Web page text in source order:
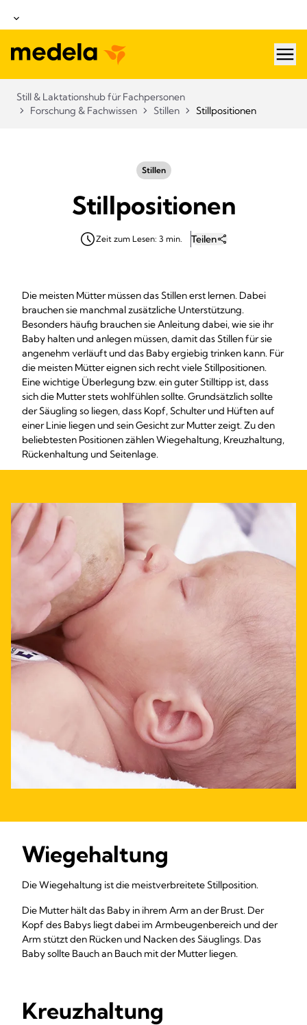
Still & Laktationshub für Fachpersonen
Forschung & Fachwissen
Stillen Stillpositionen
Stillen
Stillpositionen
Zeit zum Lesen: 3 min. Teilen
Die meisten Mütter müssen das Stillen erst lernen. Dabei
brauchen sie manchmal zusätzliche Unterstützung.
Besonders häufig brauchen sie Anleitung dabei, wie sie ihr
Baby halten und anlegen müssen, damit das Stillen für sie
angenehm verläuft und das Baby ergiebig trinken kann. Für
die meisten Mütter eignen sich recht viele Stillpositionen.
Eine wichtige Überlegung bzw. ein guter Stilltipp ist, dass
sich die Mutter stets wohlfühlen sollte. Grundsätzlich sollte
der Säugling so liegen, dass Kopf, Schulter und Hüften auf
einer Linie liegen und sein Gesicht zur Mutter zeigt. Zu den
beliebtesten Positionen zählen Wiegehaltung, Kreuzhaltung,
Rückenhaltung und Seitenlage.
Wiegehaltung
Die Wiegehaltung ist die meistverbreitete Stillposition.
Die Mutter hält das Baby in ihrem Arm an der Brust. Der
Kopf des Babys liegt dabei im Armbeugenbereich und der
Arm stützt den Rücken und Nacken des Säuglings. Das
Baby sollte Bauch an Bauch mit der Mutter liegen.
Kreuzhaltung